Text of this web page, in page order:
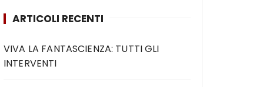
ARTICOLI RECENTI
VIVA LA FANTASCIENZA: TUTTI GLI
INTERVENTI